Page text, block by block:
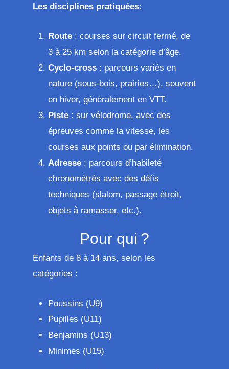
Les disciplines pratiquées:
Route : courses sur circuit fermé, de
3 à 25 km selon la catégorie d’âge.
Cyclo-cross : parcours variés en
nature (sous-bois, prairies…), souvent
en hiver, généralement en VTT.
Piste : sur vélodrome, avec des
épreuves comme la vitesse, les
courses aux points ou par élimination.
Adresse : parcours d’habileté
chronométrés avec des défis
techniques (slalom, passage étroit,
objets à ramasser, etc.).
Pour qui ?
Enfants de 8 à 14 ans, selon les
catégories :
Poussins (U9)
Pupilles (U11)
Benjamins (U13)
Minimes (U15)